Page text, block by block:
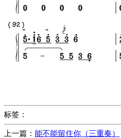
标签：
上一篇： 能不能留住你（三重奏）